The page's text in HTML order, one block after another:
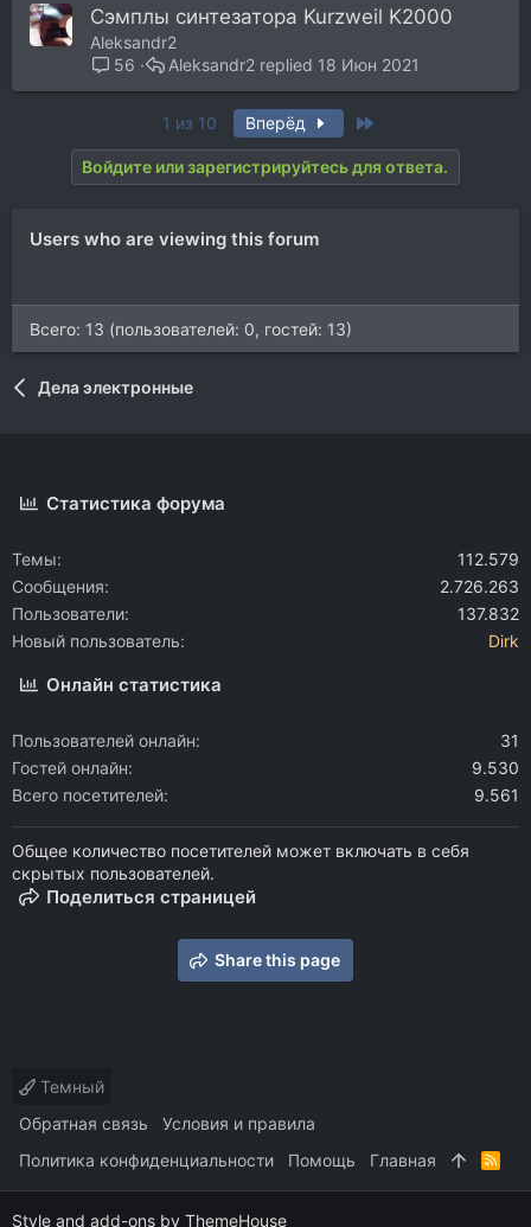
Сэмплы синтезатора Kurzweil K2000
Aleksandr2
56
18 Июн 2021
Aleksandr2
1 из 10 Вперёд
Войдите или зарегистрируйтесь для ответа.
Users who are viewing this forum
Всего: 13 (пользователей: 0, гостей: 13)
Дела электронные
Статистика форума
Темы
112.579
Сообщения
2.726.263
Пользователи
137.832
Новый пользователь
Dirk
Онлайн статистика
Пользователей онлайн
31
Гостей онлайн
9.530
Всего посетителей
9.561
Общее количество посетителей может включать в себя
скрытых пользователей.
Поделиться страницей
Share this page
Темный
Обратная связь
Условия и правила
Политика конфиденциальности
Помощь Главная
R
Style and add-ons by ThemeHouse